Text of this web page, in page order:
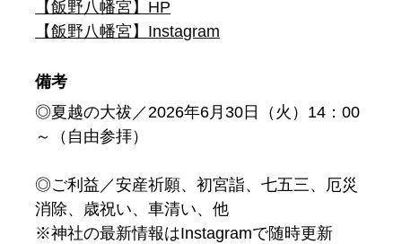
【飯野八幡宮】HP
【飯野八幡宮】Instagram
備考
◎夏越の大祓／2026年6月30日（火）14：00
～（自由参拝）
◎ご利益／安産祈願、初宮詣、七五三、厄災
消除、歳祝い、車清い、他
※神社の最新情報はInstagramで随時更新